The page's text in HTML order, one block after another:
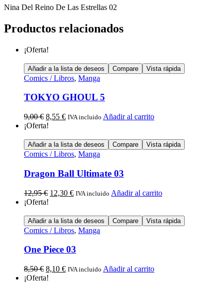
Nina Del Reino De Las Estrellas 02
Productos relacionados
¡Oferta!
Añadir a la lista de deseos Compare Vista rápida
Comics / Libros, Manga
TOKYO GHOUL 5
9,00€ 8,55 € IVA incluido Añadir al carrito
¡Oferta!
Añadir a la lista de deseos Compare Vista rápida
Comics / Libros, Manga
Dragon Ball Ultimate 03
12,95€ 12,30 € IVA incluido Añadir al carrito
¡Oferta!
Añadir a la lista de deseos Compare Vista rápida
Comics / Libros, Manga
One Piece 03
8,50€ 8,10 € IVA incluido Añadir al carrito
¡Oferta!